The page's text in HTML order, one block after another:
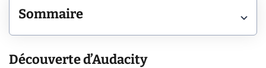
Sommaire
Découverte d’Audacity